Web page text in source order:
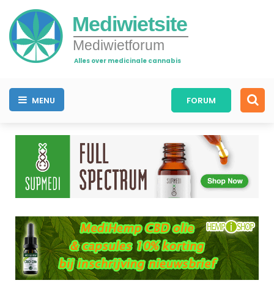
Mediwietsite
Mediwietforum
Alles over medicinale cannabis
MENU FORUM